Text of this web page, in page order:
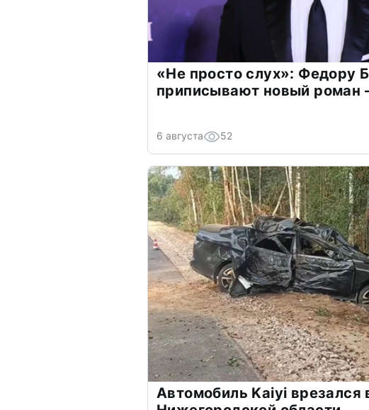
«Не просто слух»: Федору
приписывают новый роман
6 августа 52
Автомобиль Kaiyi врезался